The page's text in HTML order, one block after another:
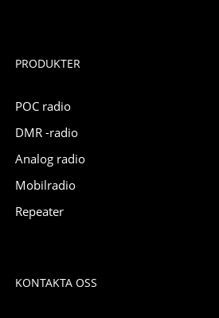
PRODUKTER
POC radio
DMR -radio
Analog radio
Mobilradio
Repeater
KONTAKTA OSS